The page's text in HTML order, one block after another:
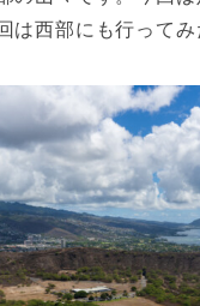
は西部にも行ってみ